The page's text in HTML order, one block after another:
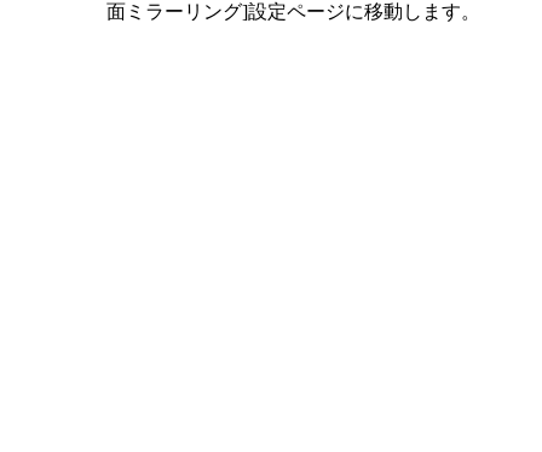
面ミラーリング]設定ページに移動します。